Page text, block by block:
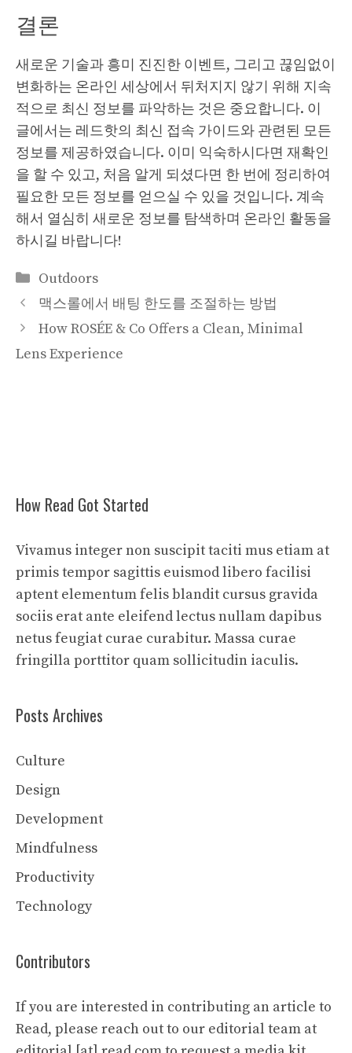
결론
새로운 기술과 흥미 진진한 이벤트, 그리고 끊임없이
변화하는 온라인 세상에서 뒤처지지 않기 위해 지속
적으로 최신 정보를 파악하는 것은 중요합니다. 이
글에서는 레드핫의 최신 접속 가이드와 관련된 모든
정보를 제공하였습니다. 이미 익숙하시다면 재확인
을 할 수 있고, 처음 알게 되셨다면 한 번에 정리하여
필요한 모든 정보를 얻으실 수 있을 것입니다. 계속
해서 열심히 새로운 정보를 탐색하며 온라인 활동을
하시길 바랍니다!
카
테
Outdoors
맥스롤에서 배팅 한도를 조절하는 방법
How ROSÉE & Co Offers a Clean, Minimal
Lens Experience
How Read Got Started
Vivamus integer non suscipit taciti mus etiam at
primis tempor sagittis euismod libero facilisi
aptent elementum felis blandit cursus gravida
sociis erat ante eleifend lectus nullam dapibus
netus feugiat curae curabitur. Massa curae
fringilla porttitor quam sollicitudin iaculis.
Posts Archives
Culture
Design
Development
Mindfulness
Productivity
Technology
Contributors
If you are interested in contributing an article to
Read, please reach out to our editorial team at